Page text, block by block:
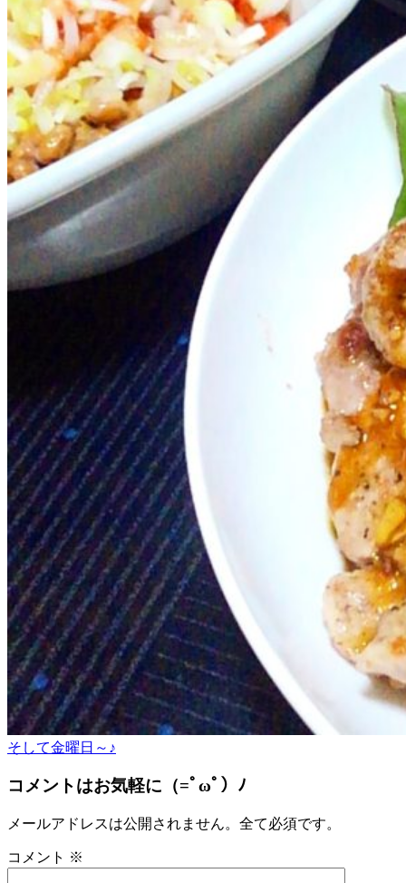
そして金曜日～♪
コメントはお気軽に（=ﾟωﾟ）ﾉ
メールアドレスは公開されません。全て必須です。
コメント ※